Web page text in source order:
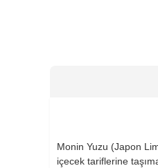
Monin Yuzu (Japon
içecek tariflerine